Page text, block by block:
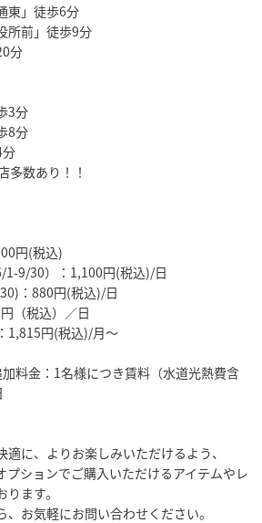
東」徒歩6分
所前」徒歩9分
分
3分
8分
多数あり！！
円(税込)
1-9/30）：1,100円(税込)/日
：880円(税込)/日
（税込）／日
1,815円(税込)/月～
料金：1名様につき賃料（水道光熱費含
に、よりお楽しみいただけるよう、
プションでご購入いただけるアイテムやレ
ます。
お気軽にお問い合わせください。